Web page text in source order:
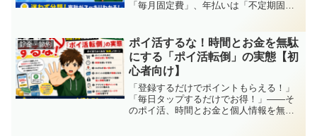
「毎月固定費」、年払いは「不定期固定
貯金・節約
ポイ活するな！時間とお金を無駄
にする「ポイ活転倒」の実態【初
心者向け】
「登録するだけでポイントもらえる！」
「毎日タップするだけでお得！」——そ
のポイ活、時間とお金と個人情報を無駄